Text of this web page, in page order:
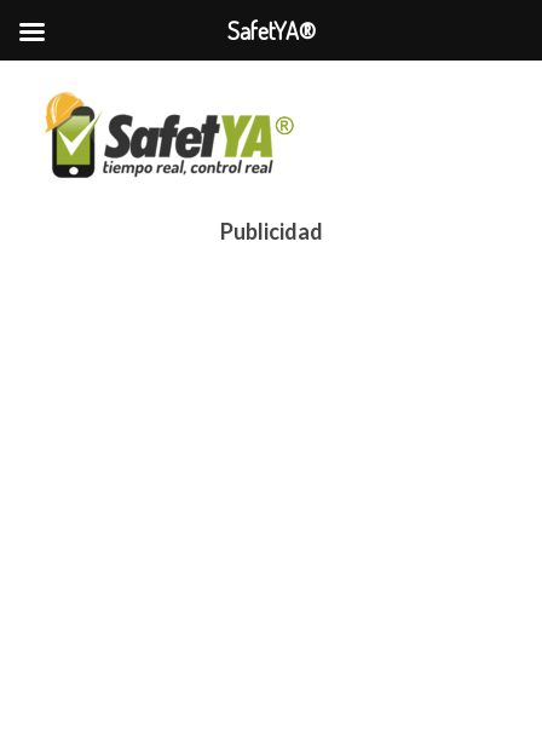
Publicidad
SafetYA®